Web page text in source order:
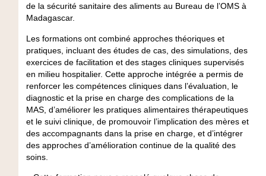
de la sécurité sanitaire des aliments au Bureau de l’OMS à
Madagascar.
Les formations ont combiné approches théoriques et
pratiques, incluant des études de cas, des simulations, des
exercices de facilitation et des stages cliniques supervisés
en milieu hospitalier. Cette approche intégrée a permis de
renforcer les compétences cliniques dans l’évaluation, le
diagnostic et la prise en charge des complications de la
MAS, d’améliorer les pratiques alimentaires thérapeutiques
et le suivi clinique, de promouvoir l’implication des mères et
des accompagnants dans la prise en charge, et d’intégrer
des approches d’amélioration continue de la qualité des
soins.